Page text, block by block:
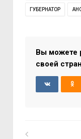
ГУБЕРНАТОР
Вы можете
своей